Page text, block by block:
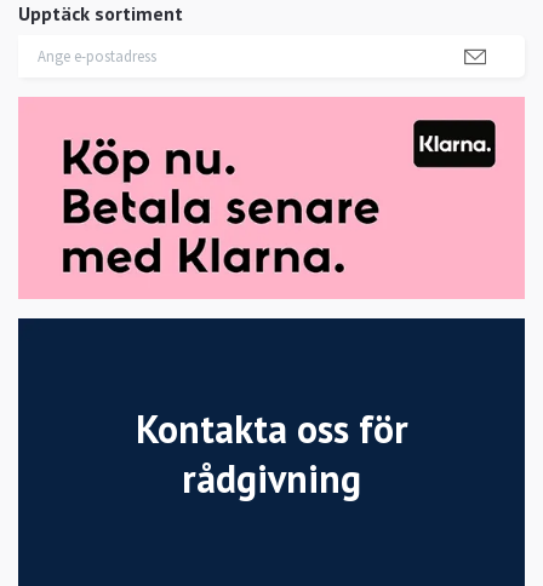
Upptäck sortiment
Kontakta oss för
rådgivning